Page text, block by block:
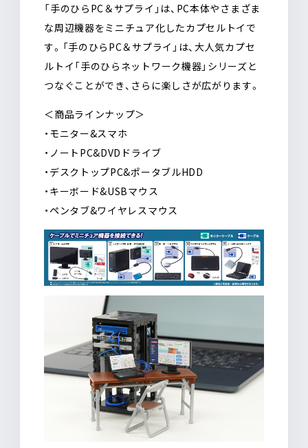
「手のひらPC＆サプライ」は、PC本体やさまざま
な周辺機器をミニチュア化したカプセルトイで
す。「手のひらPC＆サプライ」は、大人気カプセ
ルトイ「手のひらネットワーク機器」シリーズと
つなぐことができ、さらに楽しさが広がります。
＜商品ラインナップ＞
・モニター&スマホ
・ノートPC&DVDドライブ
・デスクトップPC&ポータブルHDD
・キーボード&USBマウス
・ペンタブ&ワイヤレスマウス